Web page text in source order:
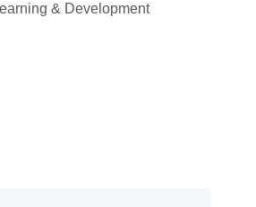
& Development